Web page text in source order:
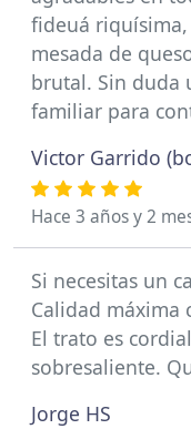
fideuá
mesada de
brutal. Sin duda
familiar para
Victor Garrido
Hace 3 años y 2
Si necesitas un
Calidad máxima
El trato es
sobresaliente.
Jorge HS